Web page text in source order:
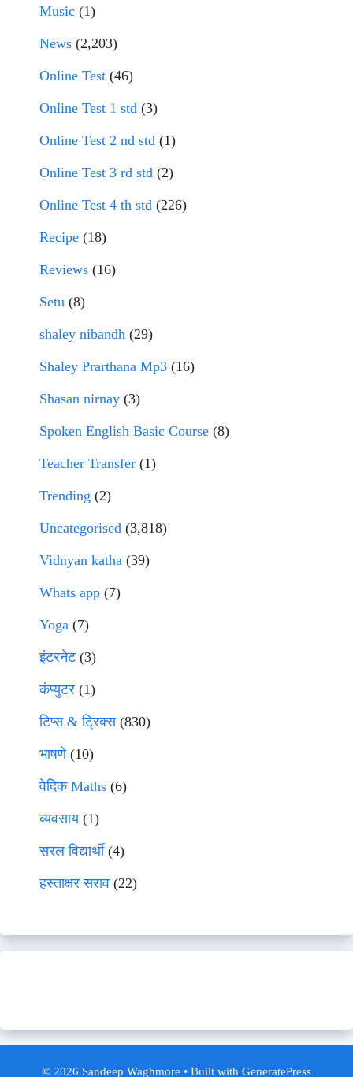
Music (1)
News (2,203)
Online Test (46)
Online Test 1 std (3)
Online Test 2 nd std (1)
Online Test 3 rd std (2)
Online Test 4 th std (226)
Recipe (18)
Reviews (16)
Setu (8)
shaley nibandh (29)
Shaley Prarthana Mp3 (16)
Shasan nirnay (3)
Spoken English Basic Course (8)
Teacher Transfer (1)
Trending (2)
Uncategorised (3,818)
Vidnyan katha (39)
Whats app (7)
Yoga (7)
इंटरनेट(3)
कंप्युटर (1)
टिप्स & ट्रिक्स(830)
भाषणे(10)
वेदिक Maths (6)
व्यवसाय(1)
सरल विद्यार्थी(4)
हस्ताक्षर सराव (22)
© 2026 Sandeep Waghmore • Built with GeneratePress